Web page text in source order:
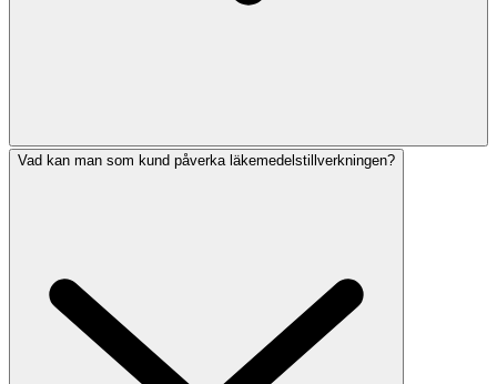
Vad kan man som kund påverka läkemedelstillverkningen?